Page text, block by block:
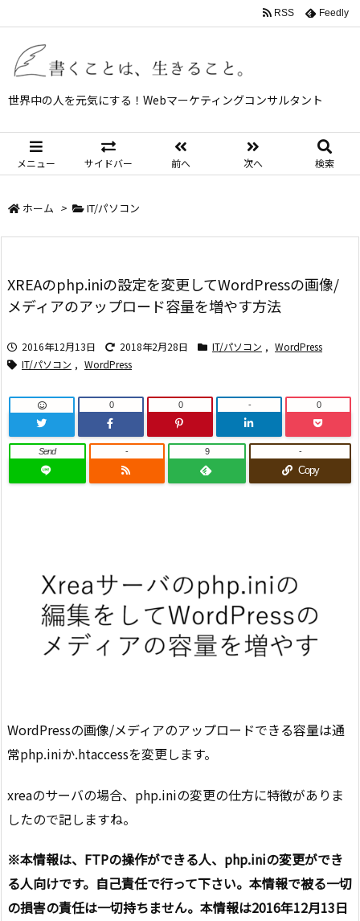
世界中の人を元気にする！Webマーケティングコンサルタント
メニュー サイドバー 前へ 次へ 検索
RSS Feedly
ホーム > IT/パソコン
XREAのphp.iniの設定を変更してWordPressの画像/
メディアのアップロード容量を増やす方法
2016年12月13日 2018年2月28日 IT/パソコン , WordPress
IT/パソコン , WordPress
0 0 - 0
Send - 9
Copy
-
WordPressの画像/メディアのアップロードできる容量は通
常php.iniか.htaccessを変更します。
xreaのサーバの場合、php.iniの変更の仕方に特徴がありま
したので記しますね。
※本情報は、FTPの操作ができる人、php.iniの変更ができ
る人向けです。自己責任で行って下さい。本情報で被る一切
の損害の責任は一切持ちません。本情報は2016年12月13日